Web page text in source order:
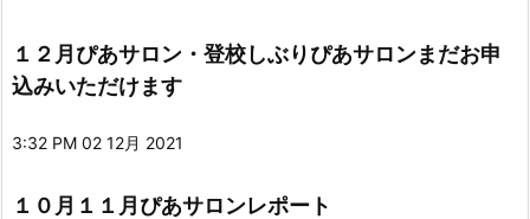
１２月ぴあサロン・登校しぶりぴあサロンまだお申
込みいただけます
3:32 PM 02 12月 2021
１０月１１月ぴあサロンレポート